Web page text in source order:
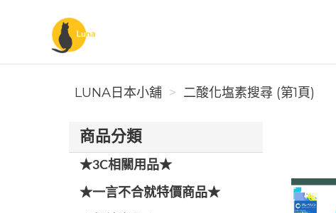
Luna日本小舖
LUNA日本小舖 二酸化塩素搜尋 (第1頁)
商品分類
★3C相關用品★
★一言不合就特價商品★